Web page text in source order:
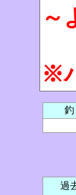
～
※
釣
過